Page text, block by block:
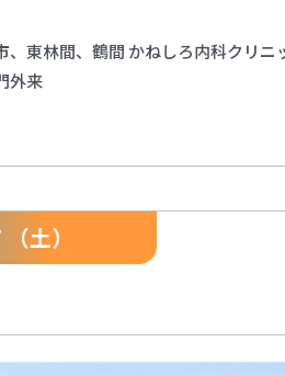
、東林間、鶴間 かねしろ内科クリニ
外来
土）